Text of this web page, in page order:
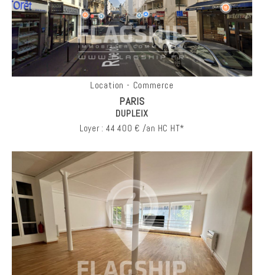
Location - Commerce
PARIS
DUPLEIX
Loyer : 44 400 € /an HC HT*